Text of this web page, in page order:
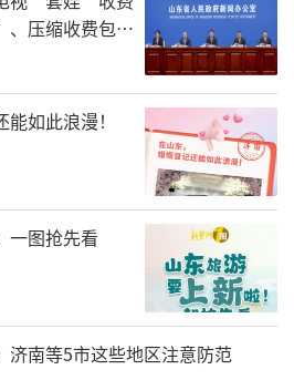
压缩收费包比
如此浪漫！
图抢先看
济南等5市这些地区注意防范